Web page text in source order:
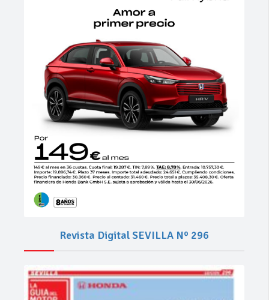
Revista Digital SEVILLA Nº 296